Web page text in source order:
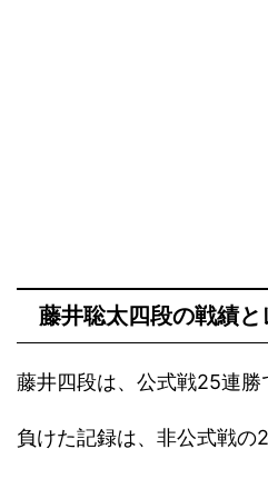
藤井聡太四段の戦績
藤井四段は、公式戦25連勝
負けた記録は、非公式戦の2